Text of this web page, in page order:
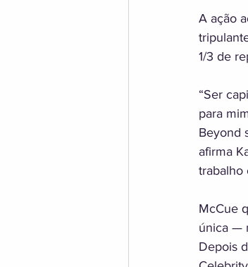
A ação
1/3 de
“Ser
para
Beyond
afirma
trabalho
McCue
única —
Depois